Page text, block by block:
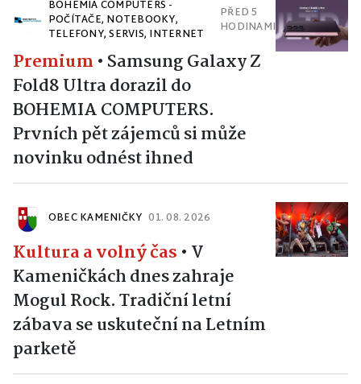
BOHEMIA COMPUTERS -
POČÍTAČE, NOTEBOOKY,
TELEFONY, SERVIS, INTERNET
PŘED 5
HODINAMI
Premium • Samsung Galaxy Z
Fold8 Ultra dorazil do
BOHEMIA COMPUTERS.
Prvních pět zájemců si může
novinku odnést ihned
OBEC KAMENIČKY 01. 08. 2026
Kultura a volný čas • V
Kameničkách dnes zahraje
Mogul Rock. Tradiční letní
zábava se uskuteční na Letním
parketě